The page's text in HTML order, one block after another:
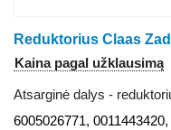
Kaina pagal užklausimą
Atsarginė dalys -
6005026771,